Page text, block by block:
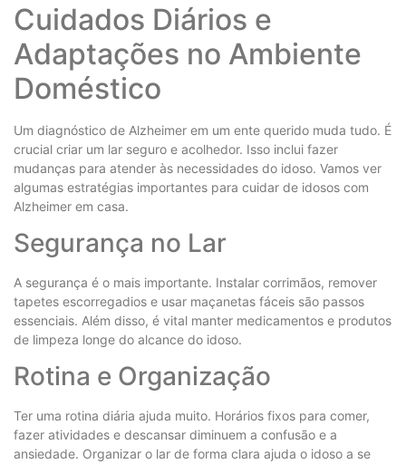
Cuidados Diários e
Adaptações no Ambiente
Doméstico
Um diagnóstico de Alzheimer em um ente querido muda tudo. É
crucial criar um lar seguro e acolhedor. Isso inclui fazer
mudanças para atender às necessidades do idoso. Vamos ver
algumas estratégias importantes para cuidar de idosos com
Alzheimer em casa.
Segurança no Lar
A segurança é o mais importante. Instalar corrimãos, remover
tapetes escorregadios e usar maçanetas fáceis são passos
essenciais. Além disso, é vital manter medicamentos e produtos
de limpeza longe do alcance do idoso.
Rotina e Organização
Ter uma rotina diária ajuda muito. Horários fixos para comer,
fazer atividades e descansar diminuem a confusão e a
ansiedade. Organizar o lar de forma clara ajuda o idoso a se